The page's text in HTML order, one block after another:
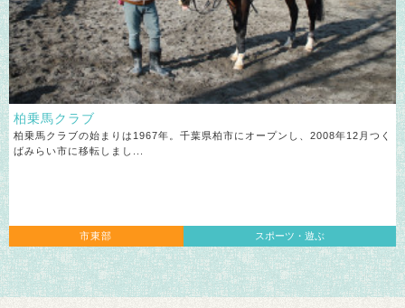
柏乗馬クラブ
柏乗馬クラブの始まりは1967年。千葉県柏市にオープンし、2008年12月つく
ばみらい市に移転しまし...
市東部 スポーツ・遊ぶ